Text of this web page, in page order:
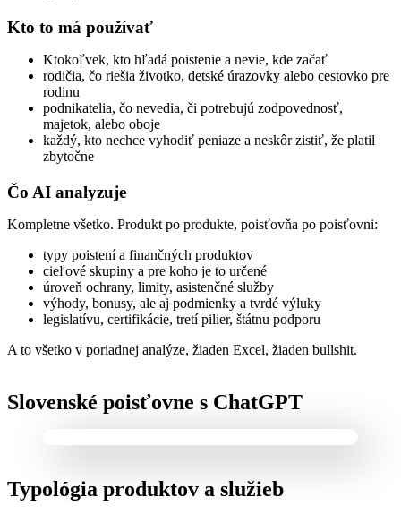
Kto to má používať
Ktokoľvek, kto hľadá poistenie a nevie, kde začať
rodičia, čo riešia životko, detské úrazovky alebo cestovko pre
rodinu
podnikatelia, čo nevedia, či potrebujú zodpovednosť,
majetok, alebo oboje
každý, kto nechce vyhodiť peniaze a neskôr zistiť, že platil
zbytočne
Čo AI analyzuje
Kompletne všetko. Produkt po produkte, poisťovňa po poisťovni:
typy poistení a finančných produktov
cieľové skupiny a pre koho je to určené
úroveň ochrany, limity, asistenčné služby
výhody, bonusy, ale aj podmienky a tvrdé výluky
legislatívu, certifikácie, tretí pilier, štátnu podporu
A to všetko v poriadnej analýze, žiaden Excel, žiaden bullshit.
Slovenské poisťovne s ChatGPT
Typológia produktov a služieb